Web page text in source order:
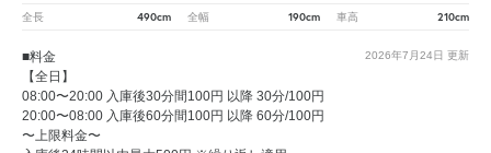
全長 490cm 全幅 190cm 車高 210cm
2026年7月24日 更新
■料金
【全日】
08:00〜20:00 入庫後30分間100円 以降 30分/100円
20:00〜08:00 入庫後60分間100円 以降 60分/100円
〜上限料金〜